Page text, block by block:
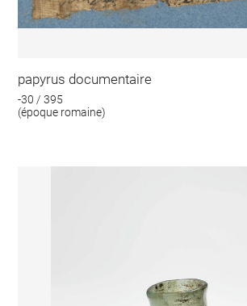
papyrus documentaire
-30 / 395
(époque romaine)